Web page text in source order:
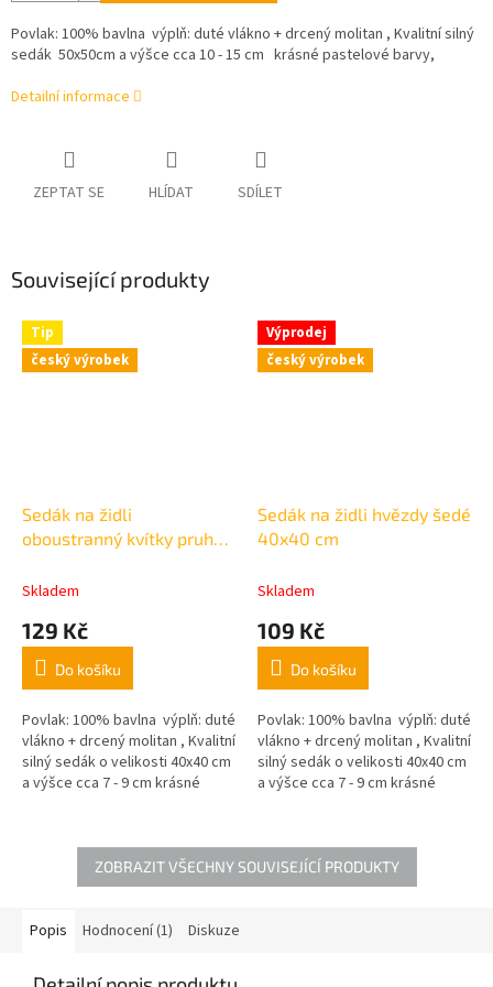
Povlak: 100% bavlna výplň: duté vlákno + drcený molitan , Kvalitní silný
sedák 50x50cm a výšce cca 10 - 15 cm krásné pastelové barvy,
Detailní informace
ZEPTAT SE HLÍDAT SDÍLET
Související produkty
Tip
český výrobek
Sedák na židli
oboustranný kvítky pruh
Skladem
129 Kč
Do košíku
Povlak: 100% bavlna výplň: duté
vlákno + drcený molitan , Kvalitní
silný sedák o velikosti 40x40 cm
a výšce cca 7 - 9 cm krásné
Výprodej
český výrobek
Sedák na židli hvězdy šedé
40x40 cm
Skladem
109 Kč
Do košíku
Povlak: 100% bavlna výplň: duté
vlákno + drcený molitan , Kvalitní
silný sedák o velikosti 40x40 cm
a výšce cca 7 - 9 cm krásné
ZOBRAZIT VŠECHNY SOUVISEJÍCÍ PRODUKTY
Popis Hodnocení (1) Diskuze